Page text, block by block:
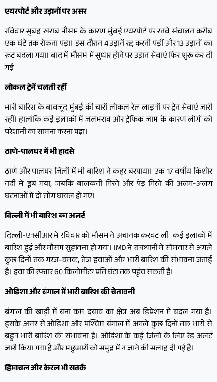
एयरपोर्ट और उड़ानों पर असर
रविवार सुबह खराब मौसम के कारण मुंबई एयरपोर्ट पर रनवे संचालन करीब
एक घंटे तक रोकना पड़ा। इस दौरान 4 उड़ानें रद्द करनी पड़ीं और 13 उड़ानों का
रूट बदला गया। बाद में मौसम में सुधार होने पर उड़ान सेवाएं फिर शुरू कर दी
गईं।
लोकल ट्रेनें चलती रहीं
भारी बारिश के बावजूद मुंबई की चारों लोकल रेल लाइनों पर ट्रेन सेवाएं जारी
रहीं। हालांकि कई इलाकों में जलभराव और ट्रैफिक जाम के कारण लोगों को
परेशानी का सामना करना पड़ा।
ठाणे-पालघर में भी हादसे
ठाणे और पालघर जिलों में भी बारिश ने कहर बरपाया। एक 17 वर्षीय किशोर
नदी में डूब गया, जबकि बालकनी गिरने और पेड़ गिरने की अलग-अलग
घटनाओं में दो लोग घायल हो गए।
दिल्ली में भी बारिश का अलर्ट
दिल्ली-एनसीआर में रविवार को मौसम ने अचानक करवट ली। कई इलाकों में
बारिश हुई और मौसम सुहावना हो गया। IMD ने राजधानी में सोमवार से अगले
कुछ दिनों तक गरज-चमक, तेज हवाओं और भारी बारिश की संभावना जताई
है। हवा की रफ्तार 60 किलोमीटर प्रति घंटा तक पहुंच सकती है।
ओडिशा और बंगाल में भारी बारिश की चेतावनी
बंगाल की खाड़ी में बना कम दबाव का क्षेत्र अब डिप्रेशन में बदल गया है।
इसके असर से ओडिशा और पश्चिम बंगाल में अगले कुछ दिनों तक भारी से
बहुत भारी बारिश की संभावना है। ओडिशा के कई जिलों के लिए रेड अलर्ट
जारी किया गया है और मछुआरों को समुद्र में न जाने की सलाह दी गई है।
हिमाचल और केरल भी सतर्क